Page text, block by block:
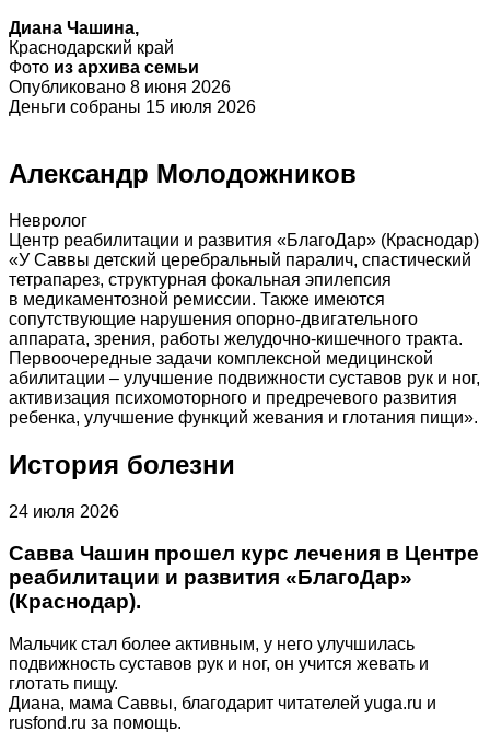
Диана Чашина,
Краснодарский край
Фото из архива семьи
Опубликовано 8 июня 2026
Деньги собраны 15 июля 2026
Александр Молодожников
Невролог
Центр реабилитации и развития «БлагоДар» (Краснодар)
«У Саввы детский церебральный паралич, спастический
тетрапарез, структурная фокальная эпилепсия
в медикаментозной ремиссии. Также имеются
сопутствующие нарушения опорно-двигательного
аппарата, зрения, работы желудочно-кишечного тракта.
Первоочередные задачи комплексной медицинской
абилитации – улучшение подвижности суставов рук и ног,
активизация психомоторного и предречевого развития
ребенка, улучшение функций жевания и глотания пищи».
История болезни
24 июля 2026
Савва Чашин прошел курс лечения в Центре
реабилитации и развития «БлагоДар»
(Краснодар).
Мальчик стал более активным, у него улучшилась
подвижность суставов рук и ног, он учится жевать и
глотать пищу.
Диана, мама Саввы, благодарит читателей yuga.ru и
rusfond.ru за помощь.